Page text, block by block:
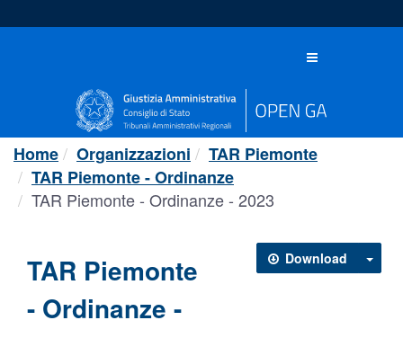
al
Toggle
Home Organizzazioni
TAR Piemonte
TAR Piemonte - Ordinanze
TAR Piemonte - Ordinanze - 2023
Download
TAR Piemonte
- Ordinanze -